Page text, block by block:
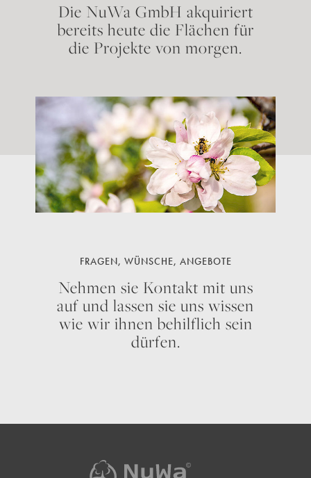
Die NuWa GmbH akquiriert
bereits heute die Flächen für
die Projekte von morgen.
FRAGEN, WÜNSCHE, ANGEBOTE
Nehmen sie Kontakt mit uns
auf und lassen sie uns wissen
wie wir ihnen behilflich sein
dürfen.